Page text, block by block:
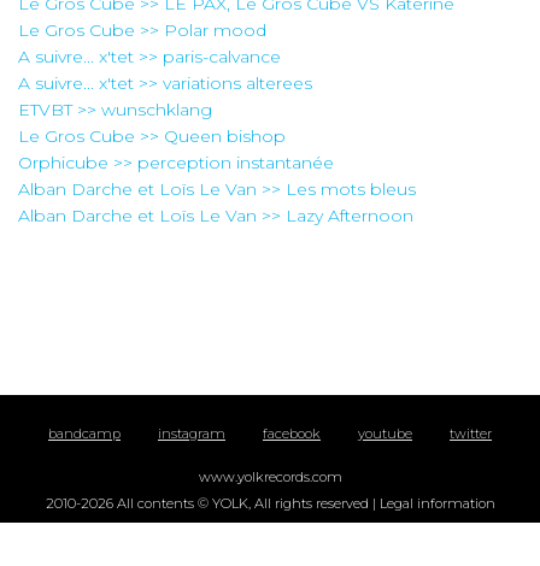
Le Gros Cube >> Polar mood
A suivre... x'tet >> paris-calvance
A suivre... x'tet >> variations alterees
ETVBT >> wunschklang
Le Gros Cube >> Queen bishop
Orphicube >> perception instantanée
Alban Darche et Loïs Le Van >> Les mots bleus
Alban Darche et Loïs Le Van >> Lazy Afternoon
bandcamp instagram facebook youtube twitter
www.yolkrecords.com
2010-2026 All contents © YOLK, All rights reserved | Legal information